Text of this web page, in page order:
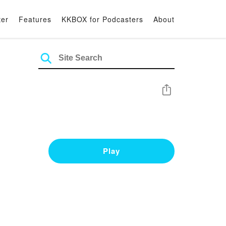
Features KKBOX for Podcasters About
Share
Play